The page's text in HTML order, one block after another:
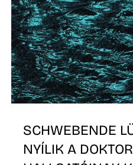
SCHWEBENDE
NYÍLIK A